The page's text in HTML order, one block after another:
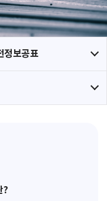
정보공표
?